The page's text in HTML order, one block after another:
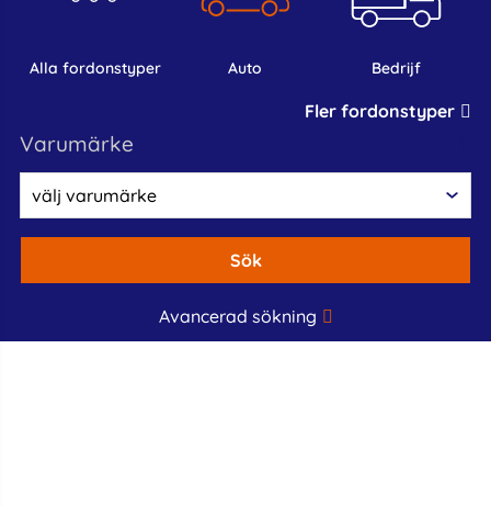
alla fordonstyper auto bedrijf
Fler fordonstyper
varumärke
Sök
Avancerad sökning